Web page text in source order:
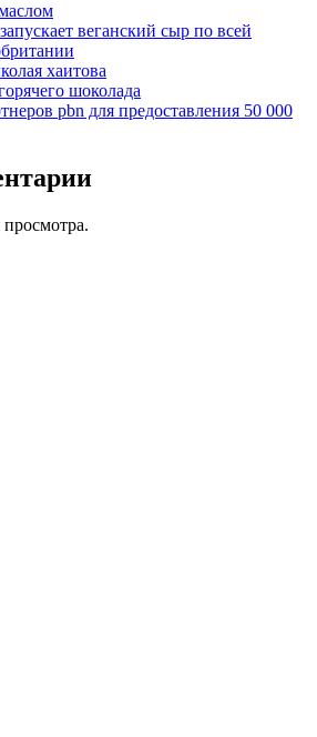
веганский сыр по всей
хаитова
шоколада
pbn для предоставления 50 000